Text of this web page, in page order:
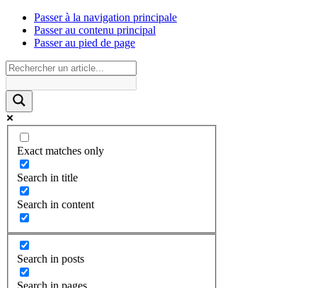
Passer à la navigation principale
Passer au contenu principal
Passer au pied de page
Exact matches only
Search in title
Search in content
Search in posts